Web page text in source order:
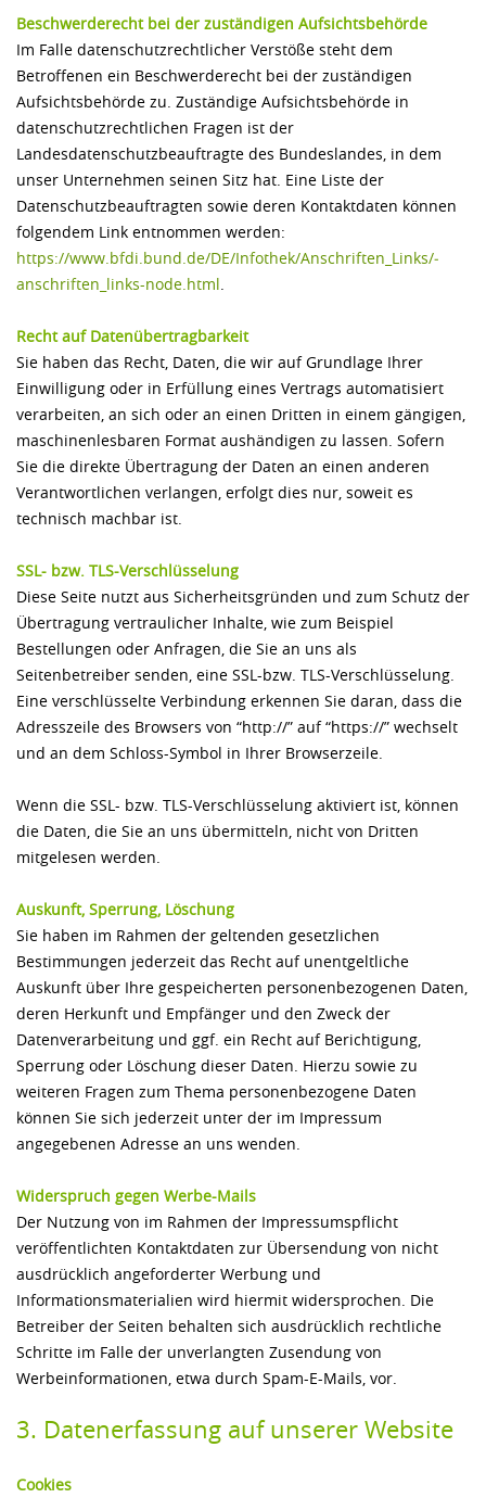
Beschwerderecht bei der zuständigen Aufsichtsbehörde
Im Falle datenschutzrechtlicher Verstöße steht dem
Betroffenen ein Beschwerderecht bei der zuständigen
Aufsichtsbehörde zu. Zuständige Aufsichtsbehörde in
datenschutzrechtlichen Fragen ist der
Landesdatenschutzbeauftragte des Bundeslandes, in dem
unser Unternehmen seinen Sitz hat. Eine Liste der
Datenschutzbeauftragten sowie deren Kontaktdaten können
folgendem Link entnommen werden:
https://www.bfdi.bund.de/­DE/­Infothek/­Anschriften_Links/­
anschriften_links-node.html.
Recht auf Datenübertragbarkeit
Sie haben das Recht, Daten, die wir auf Grundlage Ihrer
Einwilligung oder in Erfüllung eines Vertrags automatisiert
verarbeiten, an sich oder an einen Dritten in einem gängigen,
maschinenlesbaren Format aushändigen zu lassen. Sofern
Sie die direkte Übertragung der Daten an einen anderen
Verantwortlichen verlangen, erfolgt dies nur, soweit es
technisch machbar ist.
SSL- bzw. TLS-Verschlüsselung
Diese Seite nutzt aus Sicherheitsgründen und zum Schutz der
Übertragung vertraulicher Inhalte, wie zum Beispiel
Bestellungen oder Anfragen, die Sie an uns als
Seitenbetreiber senden, eine SSL-bzw. TLS-Verschlüsselung.
Eine verschlüsselte Verbindung erkennen Sie daran, dass die
Adresszeile des Browsers von “http://” auf “https://” wechselt
und an dem Schloss-Symbol in Ihrer Browserzeile.
Wenn die SSL- bzw. TLS-Verschlüsselung aktiviert ist, können
die Daten, die Sie an uns übermitteln, nicht von Dritten
mitgelesen werden.
Auskunft, Sperrung, Löschung
Sie haben im Rahmen der geltenden gesetzlichen
Bestimmungen jederzeit das Recht auf unentgeltliche
Auskunft über Ihre gespeicherten personenbezogenen Daten,
deren Herkunft und Empfänger und den Zweck der
Datenverarbeitung und ggf. ein Recht auf Berichtigung,
Sperrung oder Löschung dieser Daten. Hierzu sowie zu
weiteren Fragen zum Thema personenbezogene Daten
können Sie sich jederzeit unter der im Impressum
angegebenen Adresse an uns wenden.
Widerspruch gegen Werbe-Mails
Der Nutzung von im Rahmen der Impressumspflicht
veröffentlichten Kontaktdaten zur Übersendung von nicht
ausdrücklich angeforderter Werbung und
Informationsmaterialien wird hiermit widersprochen. Die
Betreiber der Seiten behalten sich ausdrücklich rechtliche
Schritte im Falle der unverlangten Zusendung von
Werbeinformationen, etwa durch Spam-E-Mails, vor.
3. Datenerfassung auf unserer Website
Cookies